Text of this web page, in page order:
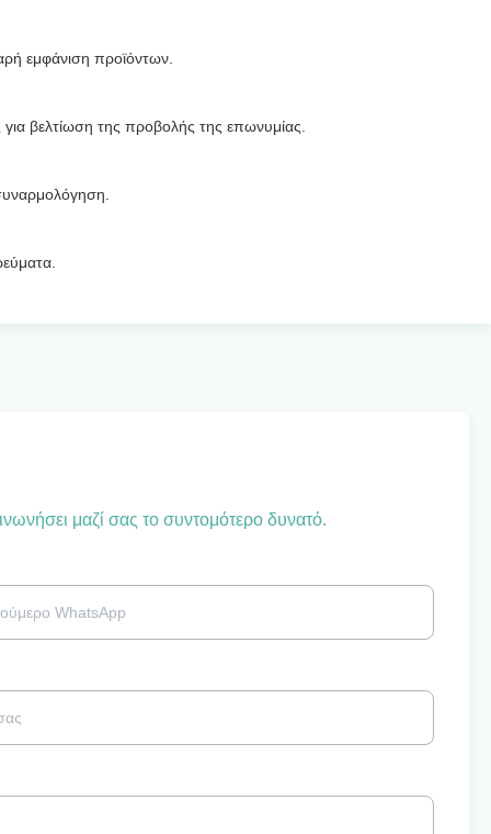
εμφάνιση προϊόντων.
βελτίωση της προβολής της επωνυμίας.
μαζί σας το συντομότερο δυνατό.